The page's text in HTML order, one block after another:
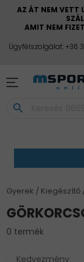
AZ ÁT NEM VETT
AMIT NEM
Ügyfélszolgálat: +36
search
Gyerek Kiegészítő
0 termék